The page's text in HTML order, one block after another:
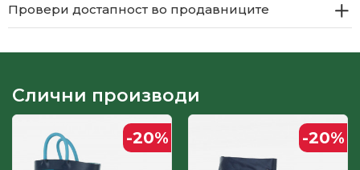
Провери достапност во продавниците
Слични производи
-20% -20%